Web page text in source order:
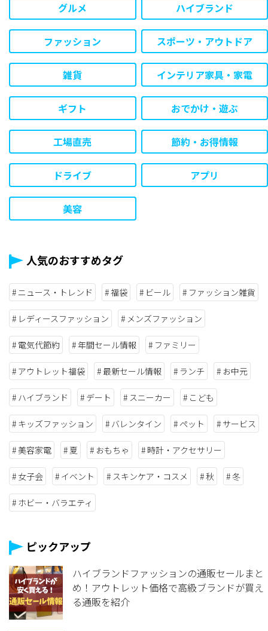
グルメ ハイブランド
ファッション スポーツ・アウトドア
雑貨 インテリア家具・家電
ギフト おでかけ・遊ぶ
工場直売 節約・お得情報
ドライブ アプリ
美容
ピックアップ
ハイブランドファッションの通販セールまと
め！アウトレット価格で高級ブランドが買え
る通販を紹介
人気のおすすめタグ
ニュース・トレンド 福袋 ビール ファッション雑貨
レディースファッション メンズファッション
電気代節約 年間セール情報 ファミリー
アウトレット福袋 最新セール情報 ランチ お中元
ハイブランド デート スニーカー こども
キッズファッション バレンタイン ペット サービス
美容家電 夏 おもちゃ 時計・アクセサリー
女子会 イベント スキンケア・コスメ 秋 冬
ホビー・バラエティ